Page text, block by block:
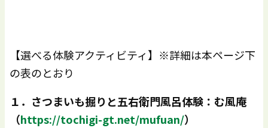
【選べる体験アクティビティ】※詳細は本ページ下
の表のとおり
１．さつまいも掘りと五右衛門風呂体験：む風庵
（https://tochigi-gt.net/mufuan/）